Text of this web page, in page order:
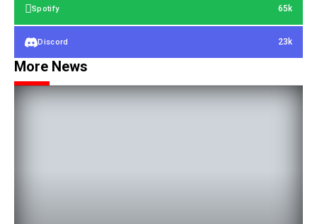
Spotify 65k
Discord 23k
More News